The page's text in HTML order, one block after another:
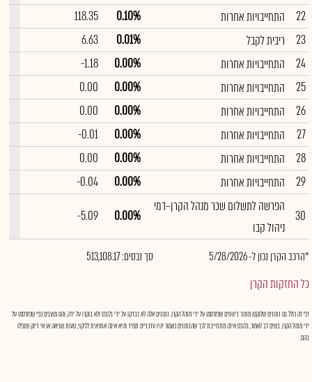
22
התחייבויות אחרות 0.10%
118.35
23
ריבית לקבל 0.01%
6.63
24
התחייבויות אחרות 0.00%
-1.18
25
התחייבויות אחרות 0.00%
0.00
26
התחייבויות אחרות 0.00%
0.00
27
התחייבויות אחרות 0.00%
-0.01
28
התחייבויות אחרות 0.00%
0.00
29
התחייבויות אחרות 0.00%
-0.04
30
הפרשה לתשלום שכר מנהל הקרן–דמי
ניהול קבו
0.00%
-5.09
*הרכב הקרן נכון ל- 5/28/2026 סך נכסים: 513,108.17
כל החזקות הקרן
דף זה כולל גם נתונים שלוקטו מתוך דיווחים שפורסמו על ידי מנהל הקרן. נתונים אלה לא נבדקו על ידי גלובס ולא בוקרו על ידה, והם מוצגים כפי שפורסמו על
ידי מנהל הקרן. בשים לב לאמור, גלובס אינה מתחייבת לכך שהנתונים כאמור יהיו עדכניים תמיד והיא אינה אחראית לליקוי, טעות שגיאה או אי דיוק שנפלו
בהם.